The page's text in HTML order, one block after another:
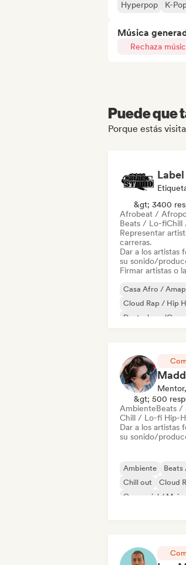
Hyperpop K-
Música
Rechaza
Puede que
Porque estás
&gt; 3400
Afrobeat /
Beats / Lo-fiChill
Representar
carreras.
Dar a los artistas
su sonido/
Firmar artistas o
Casa Afro /
Cloud Rap / Hip
Deutschrap/
&gt; 500
AmbienteBeats /
Chill / Lo-fi Hip-
Dar a los artistas
su sonido/
Ambiente Beats
Chill out
Cloud
Comercial /